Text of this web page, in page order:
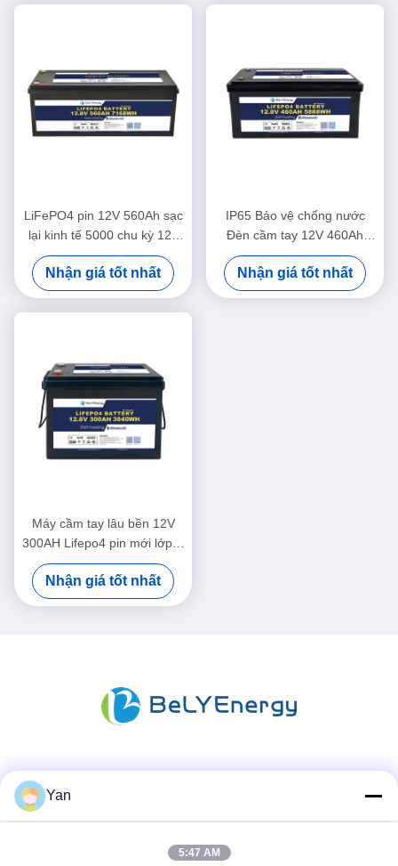
LiFePO4 pin 12V 560Ah sạc
lại kinh tế 5000 chu kỳ 12v
Lifepo4 pin Pack
Nhận giá tốt nhất
IP65 Bảo vệ chống nước
Đèn cầm tay 12V 460Ah
LiFePo4 Long Life Battery
For Motorhome
Nhận giá tốt nhất
Máy cầm tay lâu bền 12V
300AH Lifepo4 pin mới lớp A
tế bào tuổi thọ dài
Nhận giá tốt nhất
Liên lạc nhanh
Yan
5:47 AM